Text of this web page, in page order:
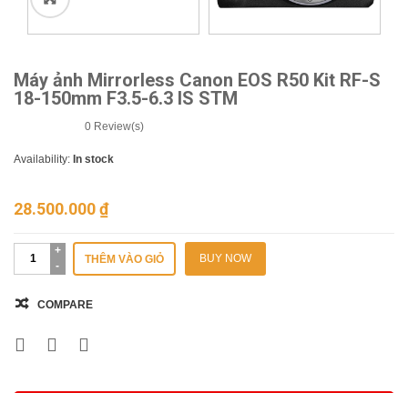
🔍
Máy ảnh Mirrorless Canon EOS R50 Kit RF-S
18-150mm F3.5-6.3 IS STM
0 Review(s)
Availability: In stock
28.500.000₫
THÊM VÀO GIỎ BUY NOW
COMPARE